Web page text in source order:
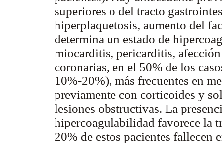
superiores o del tracto
hiperplaquetosis, aumento del
determina un estado de
miocarditis, pericarditis,
coronarias, en el 50% de los
10%-20%), más frecuentes en
previamente con corticoides y
lesiones obstructivas. La
hipercoagulabilidad favorece la
20% de estos pacientes fallecen